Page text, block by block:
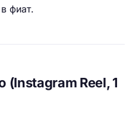
фиат.
(Instagram Reel, 1